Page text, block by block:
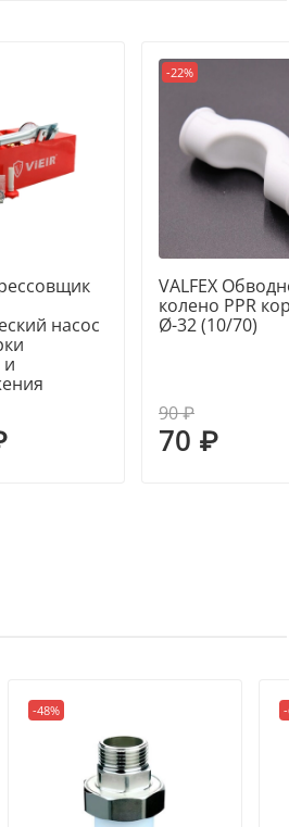
25 бар.
полифузионная
насос
и
-22%
VALFEX
колено PPR
Ø-32 (10/70)
90 ₽
70 ₽
-48%